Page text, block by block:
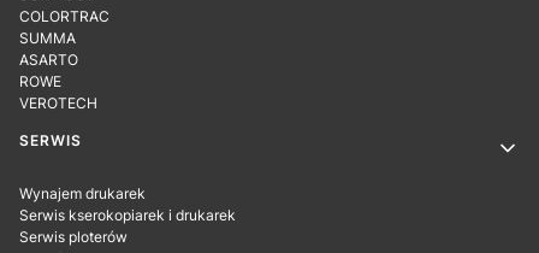
COLORTRAC
SUMMA
ASARTO
ROWE
VEROTECH
SERWIS
Wynajem drukarek
Serwis kserokopiarek i drukarek
Serwis ploterów